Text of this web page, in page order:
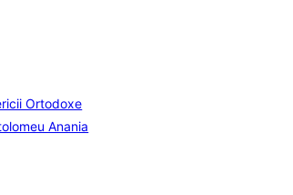
Ortodoxe
Anania